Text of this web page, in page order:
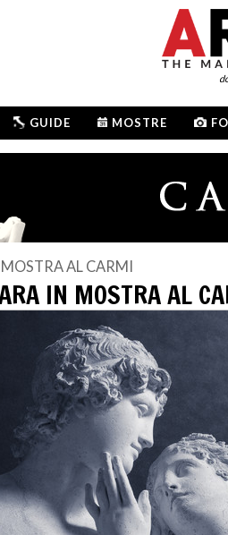
GUIDE MOSTRE
AL CARMI
IN MOSTRA AL